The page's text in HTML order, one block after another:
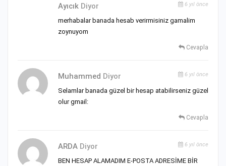
Ayıcık Diyor 6 yıl önce
merhabalar banada hesab verirmisiniz gamalim
zoynuyom
Cevapla
Muhammed Diyor 6 yıl önce
Selamlar banada güzel bir hesap atabilirseniz güzel
olur gmail:
Cevapla
ARDA Diyor 6 yıl önce
BEN HESAP ALAMADIM E-POSTA ADRESİME BİR